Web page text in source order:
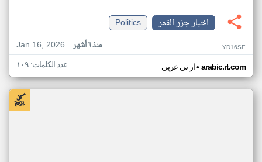
اخبار جزر القمر
Politics
Jan 16, 2026
منذ ٦ أشهر YD16SE
ار تي عربي• arabic.rt.com عدد الكلمات: ١٠٩